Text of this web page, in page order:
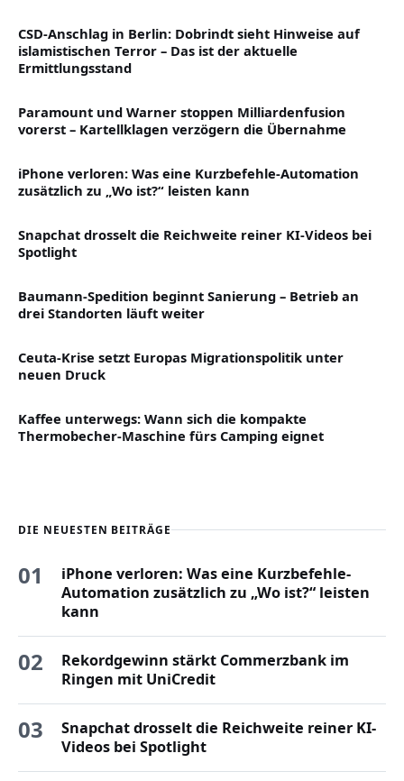
CSD-Anschlag in Berlin: Dobrindt sieht Hinweise auf
islamistischen Terror – Das ist der aktuelle
Ermittlungsstand
Paramount und Warner stoppen Milliardenfusion
vorerst – Kartellklagen verzögern die Übernahme
iPhone verloren: Was eine Kurzbefehle-Automation
zusätzlich zu „Wo ist?“ leisten kann
Snapchat drosselt die Reichweite reiner KI-Videos bei
Spotlight
Baumann-Spedition beginnt Sanierung – Betrieb an
drei Standorten läuft weiter
Ceuta-Krise setzt Europas Migrationspolitik unter
neuen Druck
Kaffee unterwegs: Wann sich die kompakte
Thermobecher-Maschine fürs Camping eignet
DIE NEUESTEN BEITRÄGE
01
iPhone verloren: Was eine Kurzbefehle-
Automation zusätzlich zu „Wo ist?“ leisten
kann
02
Rekordgewinn stärkt Commerzbank im
Ringen mit UniCredit
03
Snapchat drosselt die Reichweite reiner KI-
Videos bei Spotlight